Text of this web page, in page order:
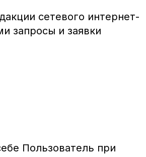
сетевого интернет-
запросы и заявки
Пользователь при